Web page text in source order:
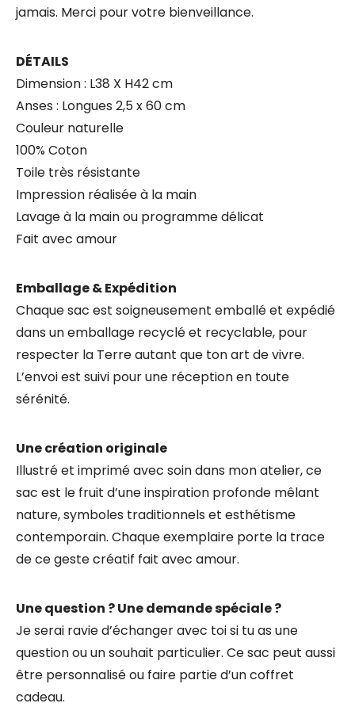
jamais. Merci pour votre bienveillance.
DÉTAILS
Dimension : L38 X H42 cm
Anses : Longues 2,5 x 60 cm
Couleur naturelle
100% Coton
Toile très résistante
Impression réalisée à la main
Lavage à la main ou programme délicat
Fait avec amour
Emballage & Expédition
Chaque sac est soigneusement emballé et expédié
dans un emballage recyclé et recyclable, pour
respecter la Terre autant que ton art de vivre.
L’envoi est suivi pour une réception en toute
sérénité.
Une création originale
Illustré et imprimé avec soin dans mon atelier, ce
sac est le fruit d’une inspiration profonde mêlant
nature, symboles traditionnels et esthétisme
contemporain. Chaque exemplaire porte la trace
de ce geste créatif fait avec amour.
Une question ? Une demande spéciale ?
Je serai ravie d’échanger avec toi si tu as une
question ou un souhait particulier. Ce sac peut aussi
être personnalisé ou faire partie d’un coffret
cadeau.